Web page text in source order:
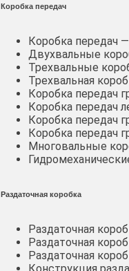
Коробка передач
Коробка передач
Двухвальные
Трехвальные
Трехвальная
Коробка передач
Коробка передач
Коробка передач
Коробка передач
Многовальные
Раздаточная коробка
Раздаточная
Раздаточная
Раздаточная